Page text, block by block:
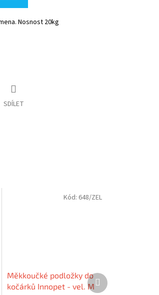
Nosnost 20kg
SDÍLET
Měkkoučké podložky do
kočárků Innopet - vel. M
Kód: 648/ZEL
Další
produkt